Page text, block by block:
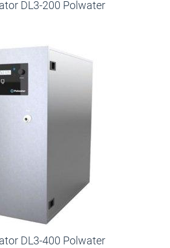
DL3-200 Polwater
DL3-400 Polwater